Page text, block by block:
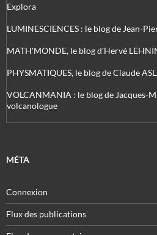
Explora
LUMINESCIENCES : le blog de Jean-
MATH'MONDE, le blog d'Hervé
PHYSMATIQUES, le blog de Claude
VOLCANMANIA : le blog de Jacques-
volcanologue
MÉTA
Connexion
Flux des publications